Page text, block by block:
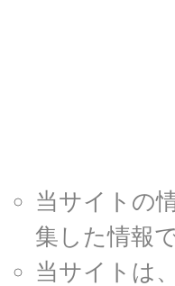
当サイトの
集した情報
当サイトは